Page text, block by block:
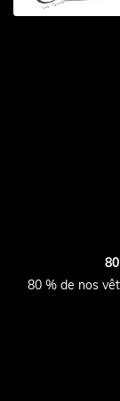
80 % de nos